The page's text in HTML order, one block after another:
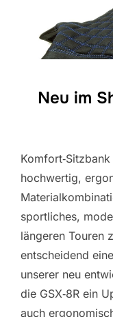
Neu im
hochwertig,
sportliches,
längeren Touren
entscheidend
unserer neu
die GSX‑8R ein
auch